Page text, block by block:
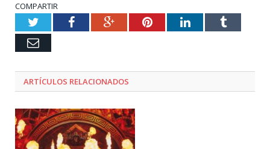
COMPARTIR
TwitterFacebookGoogle+PinterestLinkedInTumblr
Email
ARTÍCULOS RELACIONADOS